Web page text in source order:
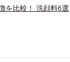
を比較！ 洗顔料6選